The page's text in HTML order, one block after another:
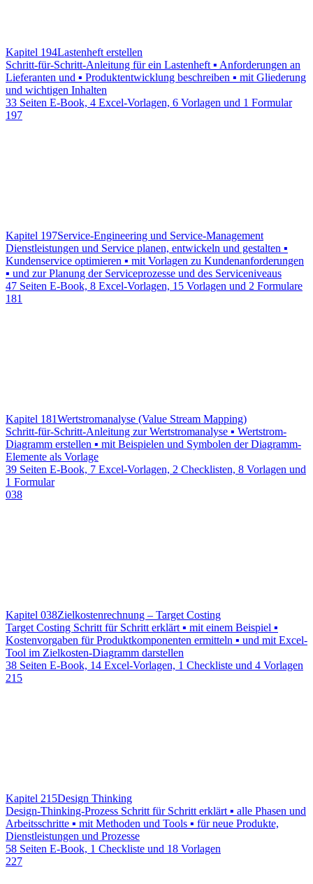
Kapitel 194Lastenheft erstellen
Schritt-für-Schritt-Anleitung für ein Lastenheft ▪ Anforderungen an
Lieferanten und ▪ Produktentwicklung beschreiben ▪ mit Gliederung
und wichtigen Inhalten
33 Seiten E-Book, 4 Excel-Vorlagen, 6 Vorlagen und 1 Formular
197
Kapitel 197Service-Engineering und Service-Management
Dienstleistungen und Service planen, entwickeln und gestalten ▪
Kundenservice optimieren ▪ mit Vorlagen zu Kundenanforderungen
▪ und zur Planung der Serviceprozesse und des Serviceniveaus
47 Seiten E-Book, 8 Excel-Vorlagen, 15 Vorlagen und 2 Formulare
181
Kapitel 181Wertstromanalyse (Value Stream Mapping)
Schritt-für-Schritt-Anleitung zur Wertstromanalyse ▪ Wertstrom-
Diagramm erstellen ▪ mit Beispielen und Symbolen der Diagramm-
Elemente als Vorlage
39 Seiten E-Book, 7 Excel-Vorlagen, 2 Checklisten, 8 Vorlagen und
1 Formular
038
Kapitel 038Zielkostenrechnung – Target Costing
Target Costing Schritt für Schritt erklärt ▪ mit einem Beispiel ▪
Kostenvorgaben für Produktkomponenten ermitteln ▪ und mit Excel-
Tool im Zielkosten-Diagramm darstellen
38 Seiten E-Book, 14 Excel-Vorlagen, 1 Checkliste und 4 Vorlagen
215
Kapitel 215Design Thinking
Design-Thinking-Prozess Schritt für Schritt erklärt ▪ alle Phasen und
Arbeitsschritte ▪ mit Methoden und Tools ▪ für neue Produkte,
Dienstleistungen und Prozesse
58 Seiten E-Book, 1 Checkliste und 18 Vorlagen
227